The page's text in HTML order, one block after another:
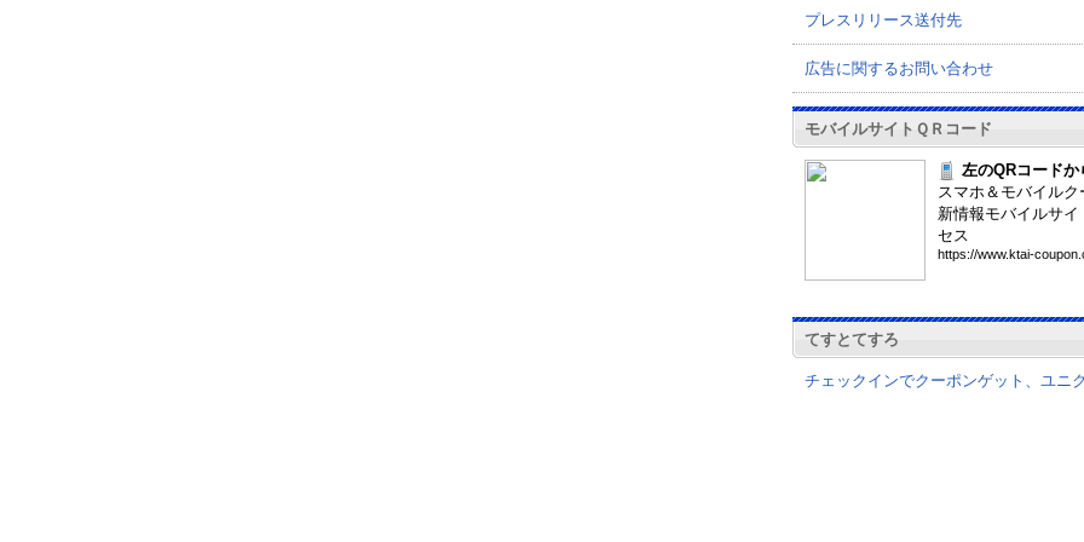
プレスリリース送付先
広告に関するお問い合わせ
モバイルサイトＱＲコード
左のQRコードか
スマホ＆モバイルク
新情報モバイルサイ
セス
https://www.ktai-coupon.
てすとてすろ
チェックインでクーポンゲット、ユニ